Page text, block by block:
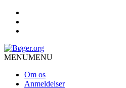
MENUMENU
Om os
Anmeldelser